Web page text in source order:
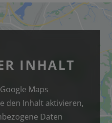
INHALT
Maps
den Inhalt aktivieren,
Daten